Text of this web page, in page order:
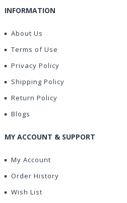
INFORMATION
About Us
Terms of Use
Privacy Policy
Shipping Policy
Return Policy
Blogs
MY ACCOUNT & SUPPORT
My Account
Order History
Wish List